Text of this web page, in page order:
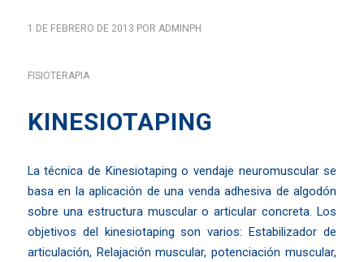
1 DE FEBRERO DE 2013 POR ADMINPH
FISIOTERAPIA
KINESIOTAPING
La técnica de Kinesiotaping o vendaje neuromuscular se
basa en la aplicación de una venda adhesiva de algodón
sobre una estructura muscular o articular concreta. Los
objetivos del kinesiotaping son varios: Estabilizador de
articulación, Relajación muscular, potenciación muscular,